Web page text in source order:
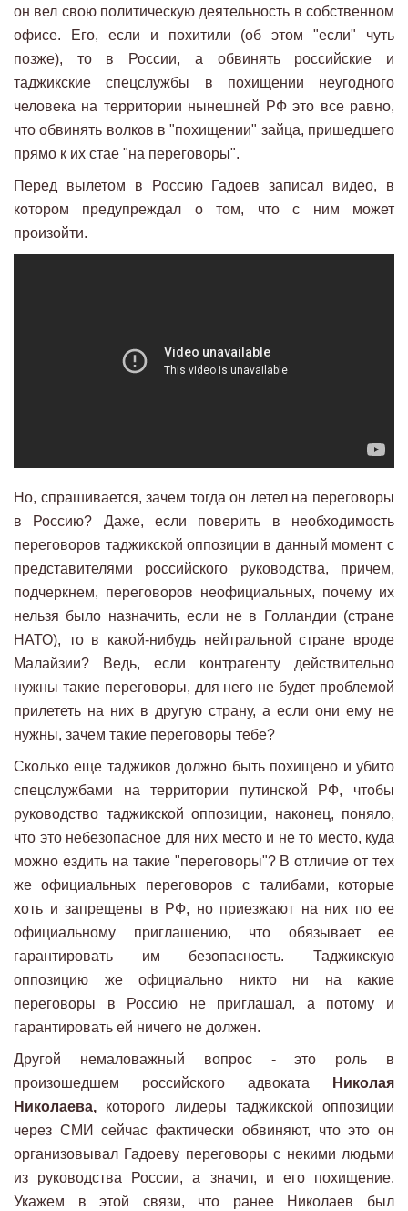
он вел свою политическую деятельность в собственном
офисе. Его, если и похитили (об этом "если" чуть
позже), то в России, а обвинять российские и
таджикские спецслужбы в похищении неугодного
человека на территории нынешней РФ это все равно,
что обвинять волков в "похищении" зайца, пришедшего
прямо к их стае "на переговоры".
Перед вылетом в Россию Гадоев записал видео, в
котором предупреждал о том, что с ним может
произойти.
Но, спрашивается, зачем тогда он летел на переговоры
в Россию? Даже, если поверить в необходимость
переговоров таджикской оппозиции в данный момент с
представителями российского руководства, причем,
подчеркнем, переговоров неофициальных, почему их
нельзя было назначить, если не в Голландии (стране
НАТО), то в какой-нибудь нейтральной стране вроде
Малайзии? Ведь, если контрагенту действительно
нужны такие переговоры, для него не будет проблемой
прилететь на них в другую страну, а если они ему не
нужны, зачем такие переговоры тебе?
Сколько еще таджиков должно быть похищено и убито
спецслужбами на территории путинской РФ, чтобы
руководство таджикской оппозиции, наконец, поняло,
что это небезопасное для них место и не то место, куда
можно ездить на такие "переговоры"? В отличие от тех
же официальных переговоров с талибами, которые
хоть и запрещены в РФ, но приезжают на них по ее
официальному приглашению, что обязывает ее
гарантировать им безопасность. Таджикскую
оппозицию же официально никто ни на какие
переговоры в Россию не приглашал, а потому и
гарантировать ей ничего не должен.
Другой немаловажный вопрос - это роль в
произошедшем российского адвоката
Николая
Николаева, которого лидеры таджикской оппозиции
через СМИ сейчас фактически обвиняют, что это он
организовывал Гадоеву переговоры с некими людьми
из руководства России, а значит, и его похищение.
Укажем в этой связи, что ранее Николаев был